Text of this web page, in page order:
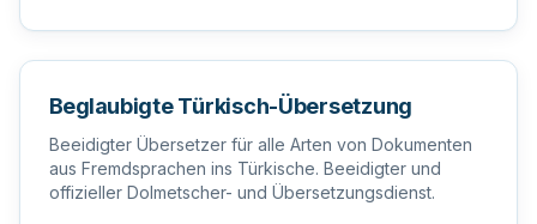
Beglaubigte Türkisch-Übersetzung
Beeidigter Übersetzer für alle Arten von Dokumenten
aus Fremdsprachen ins Türkische. Beeidigter und
offizieller Dolmetscher- und Übersetzungsdienst.